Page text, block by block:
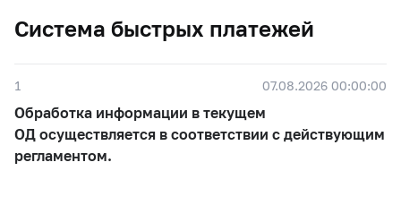
Система быстрых платежей
1 07.08.2026 00:00:00
Обработка информации в текущем
ОД осуществляется в соответствии с действующим
регламентом.